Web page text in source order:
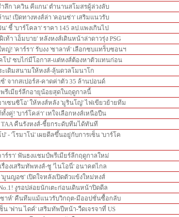
ลึก 'เควิน คีแกน' ตำนานสโมสรผู้ล่วงลับ
น! เปิดทางหงส์ล่า 'คอนซ่า' เสริมแนวรับ
น' ชี้ 'บาร์โคลา' ราคา 145 ลป.แพงเกินไป
เท้า 'เอ็มบาย' หลังหงส์เดินหน้าล่าดาวรุ่ง PSG
ญ่! 'คาร์รา' รับงง 'ซาลาห์' เลือกซบแทร็บซอนฯ
โป' ซบไก่มีโอกาส-แต่หงส์ต้องหาตัวแทนก่อน
เดิมสนามให้หงส์-ลุ้นดวลโมนาโก
ซ์' จากสเปอร์ส-คาดค่าตัว 35 ล้านปอนด์
รีเมียร์ลีกอายุน้อยสุดในฤดูกาลนี้
าเซนซิโอ' ให้หงส์หลัง 'มูรินโญ่' ไฟเขียวย้ายทีม
งคู่! 'บาร์โคล่า' เทใจเลือกหงส์เหนือปืน
คืนรังหงส์-ชี้ยกระดับทีมได้ทันที
' - 'โรมาโน่' เผยดีลขึ้นอยู่กับการเซ็น 'บาร์โค
ร์รา' ฟันธงแชมป์พรีเมียร์ลีกฤดูกาลใหม่
รื่องเสริมทัพหงส์-ชู 'ไนโอนี่' อนาคตไกล
มูนญอซ' เปิดใจหลังเปิดตัวแข้งใหม่หงส์
งูรอปล่อยนักเตะก่อนเดินหน้าปิดดีล
ซาห์' คืนทีมแม้แนวรับวิกฤต-มีออปชั่นซื้อกลับ
น 'ฟาน ไดค์' เสริมทัพปีหน้า-วืดเจรจาที่ US